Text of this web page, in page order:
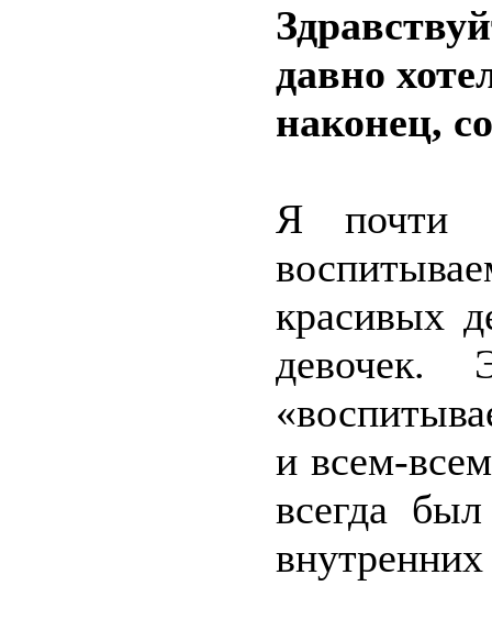
давно
наконец,
Я почти
красивых
девочек.
и всем-
всегда